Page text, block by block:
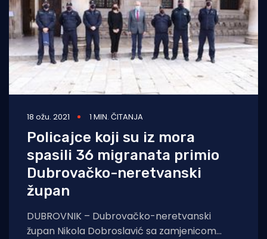
18 ožu. 2021 1 MIN. ČITANJA
Policajce koji su iz mora
spasili 36 migranata primio
Dubrovačko-neretvanski
župan
DUBROVNIK – Dubrovačko-neretvanski
župan Nikola Dobroslavić sa zamjenicom